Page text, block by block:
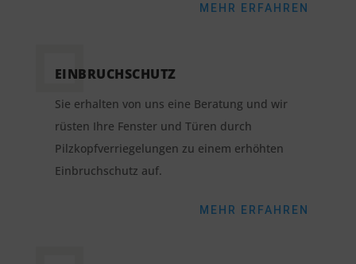
MEHR ERFAHREN
EINBRUCHSCHUTZ
Sie erhalten von uns eine Beratung und wir
rüsten Ihre Fenster und Türen durch
Pilzkopfverriegelungen zu einem erhöhten
Einbruchschutz auf.
MEHR ERFAHREN